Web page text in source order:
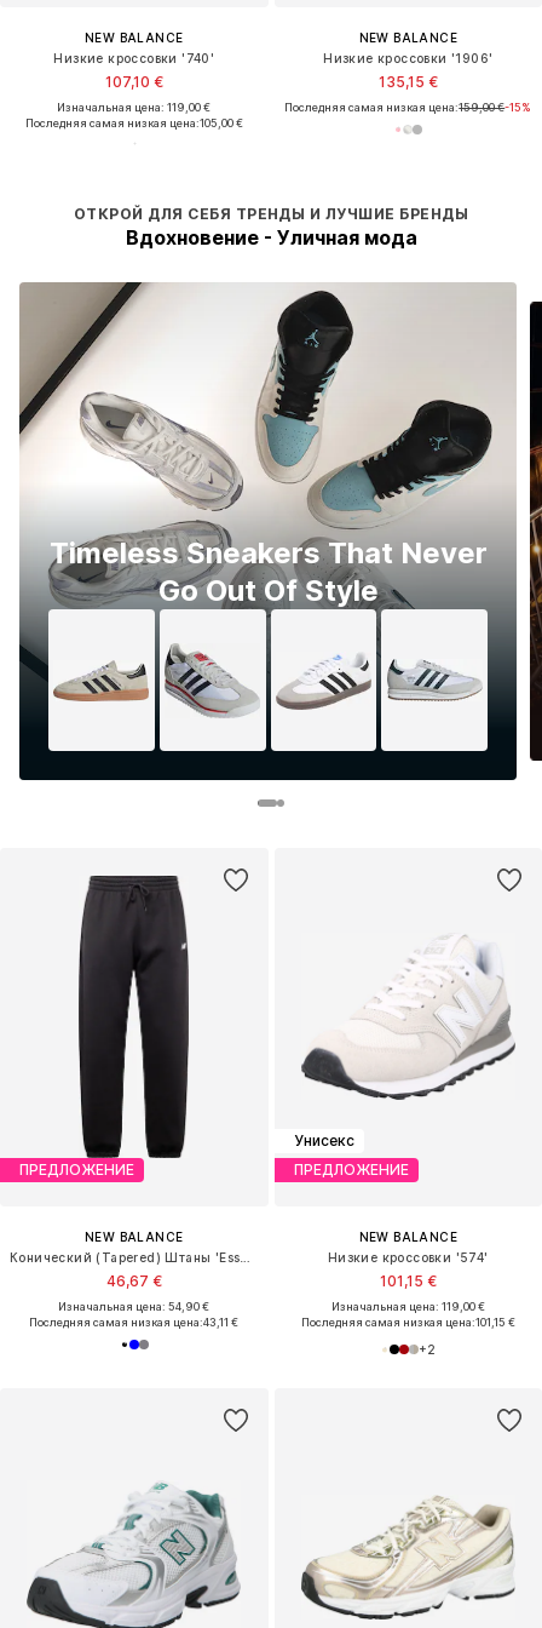
NEW BALANCE
Низкие кроссовки '740'
107,10 €
Изначальная цена: 119,00 €
Последняя самая низкая цена:105,00 €
ОТКРОЙ ДЛЯ СЕБЯ ТРЕНДЫ И ЛУЧШИЕ БРЕНДЫ
Вдохновение - Уличная мода
Timeless Sneakers That Never
Go Out Of Style
NEW BALANCE
Низкие кроссовки '1906'
135,15 €
Последняя самая низкая цена:159,00 €-15%
ПРЕДЛОЖЕНИЕ
NEW BALANCE
46,67 €
Изначальная цена: 54,90 €
Последняя самая низкая цена:43,11 €
Унисекс
ПРЕДЛОЖЕНИЕ
NEW BALANCE
Низкие кроссовки '574'
101,15 €
Изначальная цена: 119,00 €
Последняя самая низкая цена:101,15 €
+2